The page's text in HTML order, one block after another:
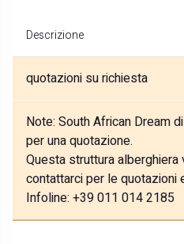
Descrizione
quotazioni su richiesta
Note: South African Dream
per una quotazione.
Questa struttura
contattarci per le quotazioni
Infoline: +39 011 014 2185